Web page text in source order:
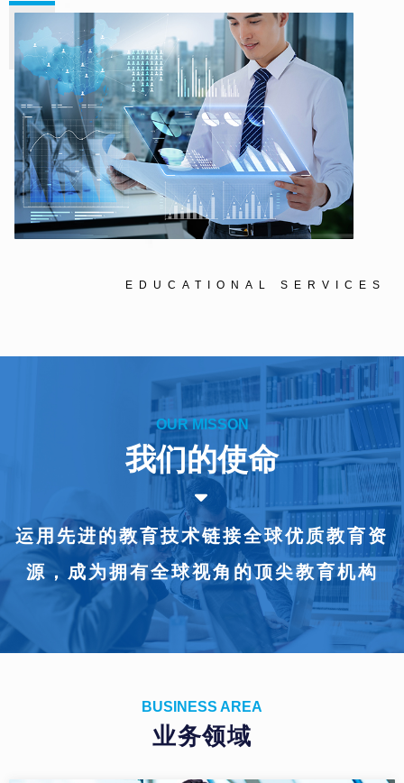
EDUCATIONAL SERVICES
OUR MISSON
我们的使命
运用先进的教育技术链接全球优质教育资
源，成为拥有全球视角的顶尖教育机构
끙
BUSINESS AREA
业务领域